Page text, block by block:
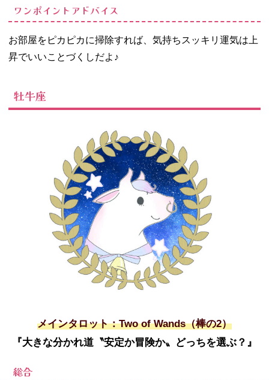
ワンポイントアドバイス
お部屋をピカピカに掃除すれば、気持ちスッキリ運気は上
昇でいいことづくしだよ♪
牡牛座
メインタロット：Two of Wands（棒の2）
『大きな分かれ道〝安定か冒険か〟どっちを選ぶ？』
総合